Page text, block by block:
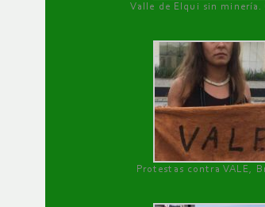
Valle de Elqui sin minería.
Protestas contra VALE,